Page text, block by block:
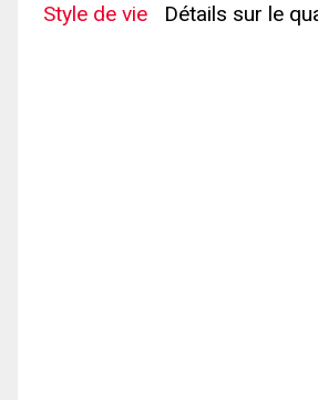
Style de vie Détails sur le